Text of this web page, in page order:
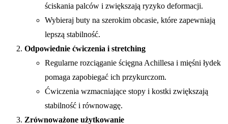
ściskania palców i zwiększają ryzyko deformacji.
Wybieraj buty na szerokim obcasie, które zapewniają
lepszą stabilność.
Odpowiednie ćwiczenia i stretching
Regularne rozciąganie ścięgna Achillesa i mięśni łydek
pomaga zapobiegać ich przykurczom.
Ćwiczenia wzmacniające stopy i kostki zwiększają
stabilność i równowagę.
Zrównoważone użytkowanie